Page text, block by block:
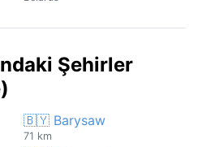
Şehirler
🇧🇾 Barysaw
71 km